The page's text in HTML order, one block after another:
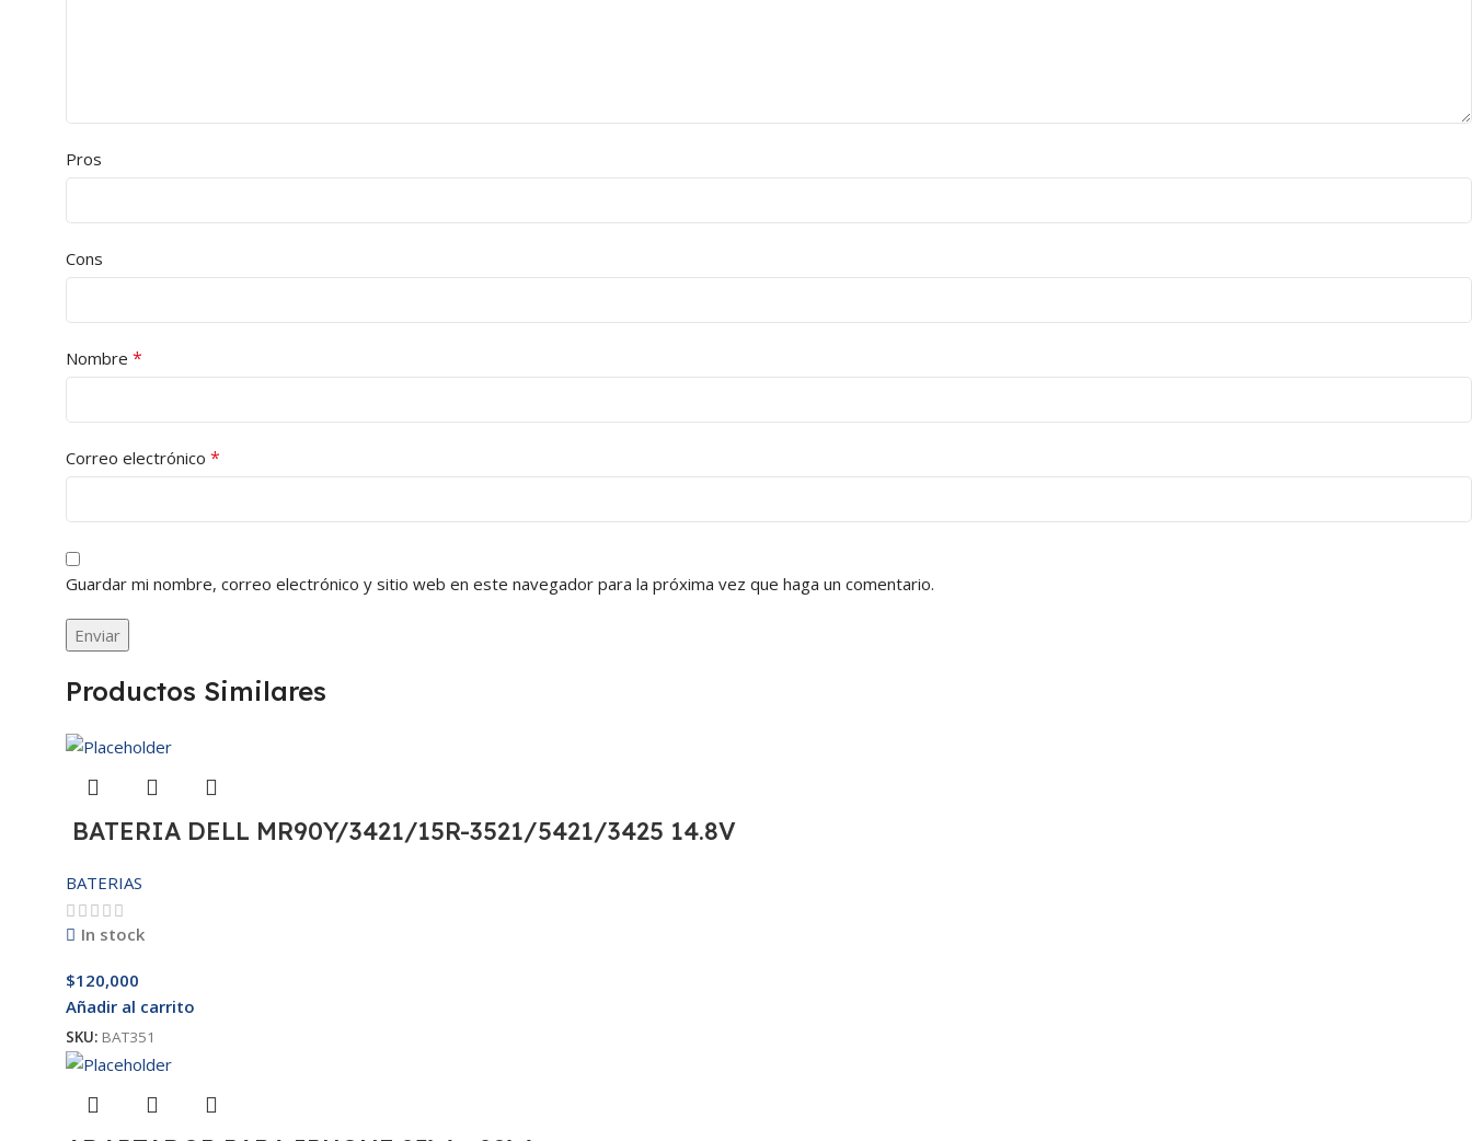
Pros
Cons
Nombre *
Correo electrónico *
Guardar mi nombre, correo electrónico y sitio web en este navegador para la próxima vez que haga un comentario.
Productos Similares
BATERIA DELL MR90Y/3421/15R-3521/5421/3425 14.8V
BATERIAS
In stock
$120,000
Añadir al carrito
SKU: BAT351